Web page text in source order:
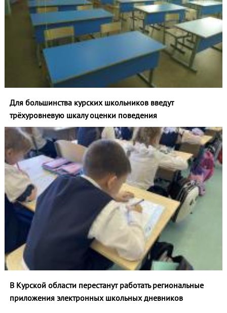
Для большинства курских школьников введут
трёхуровневую шкалу оценки поведения
В Курской области перестанут работать региональные
приложения электронных школьных дневников